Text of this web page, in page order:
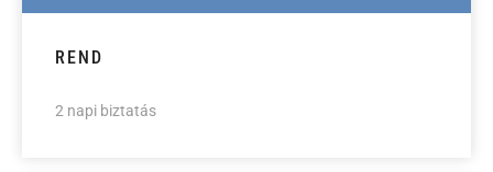
REND
2 napi biztatás